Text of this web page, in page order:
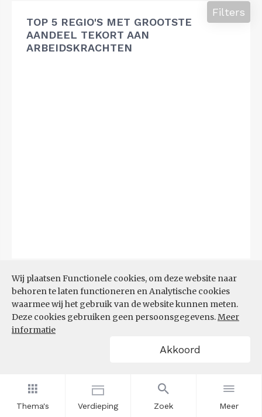
Thema's Verdieping Zoek Meer
Wij plaatsen Functionele cookies, om deze website naar
behoren te laten functioneren en Analytische cookies
waarmee wij het gebruik van de website kunnen meten.
Deze cookies gebruiken geen persoonsgegevens.Meer
informatie
Akkoord
TOP 5 REGIO'S MET GROOTSTE
AANDEEL TEKORT AAN
ARBEIDSKRACHTEN
Filters
TOP 10 REGIO'S MET KLEINSTE
AANDEEL TEKORT AAN
ARBEIDSKRACHTEN
Filters